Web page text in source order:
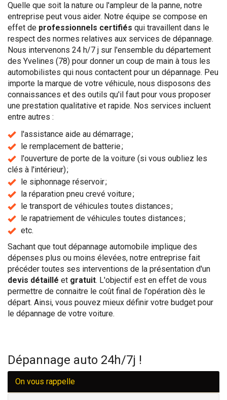
Quelle que soit la nature ou l'ampleur de la panne, notre
entreprise peut vous aider. Notre équipe se compose en
effet de professionnels certifiés qui travaillent dans le
respect des normes relatives aux services de dépannage.
Nous intervenons 24 h/7 j sur l'ensemble du département
des Yvelines (78) pour donner un coup de main à tous les
automobilistes qui nous contactent pour un dépannage. Peu
importe la marque de votre véhicule, nous disposons des
connaissances et des outils qu'il faut pour vous proposer
une prestation qualitative et rapide. Nos services incluent
entre autres :
l'assistance aide au démarrage ;
le remplacement de batterie ;
l'ouverture de porte de la voiture (si vous oubliez les
clés à l'intérieur) ;
le siphonnage réservoir ;
la réparation pneu crevé voiture ;
le transport de véhicules toutes distances ;
le rapatriement de véhicules toutes distances ;
etc.
Sachant que tout dépannage automobile implique des
dépenses plus ou moins élevées, notre entreprise fait
précéder toutes ses interventions de la présentation d'un
devis détaillé et gratuit. L'objectif est en effet de vous
permettre de connaitre le coût final de l'opération dès le
départ. Ainsi, vous pouvez mieux définir votre budget pour
le dépannage de votre voiture.
Dépannage auto 24h/7j !
On vous rappelle